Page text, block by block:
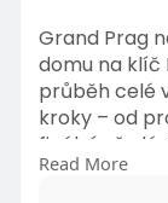
Grand Prag
domu na klíč
průběh celé
kroky – od
finální
inženýrů a
Read More